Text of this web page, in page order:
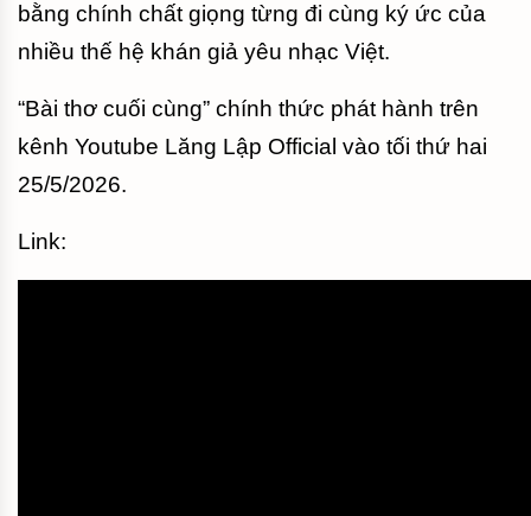
bằng chính chất giọng từng đi cùng ký ức của
nhiều thế hệ khán giả yêu nhạc Việt.
“Bài thơ cuối cùng” chính thức phát hành trên
kênh Youtube Lăng Lập Official vào tối thứ hai
25/5/2026.
Link: